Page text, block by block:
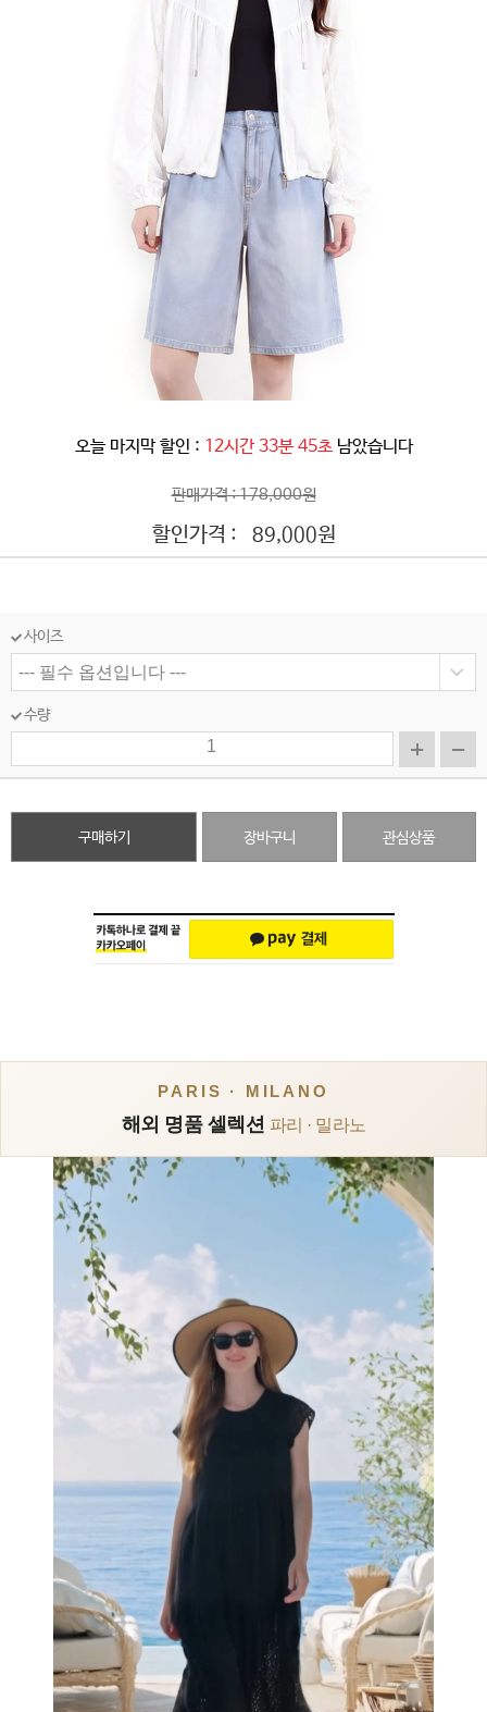
오늘 마지막 할인 : 12시간 33분 42초 남았습니다
판매가격 : 178,000원
할인가격 : 89,000원
사이즈
수량
구매하기 장바구니 관심상품
PARIS · MILANO
해외 명품 셀렉션 파리 · 밀라노